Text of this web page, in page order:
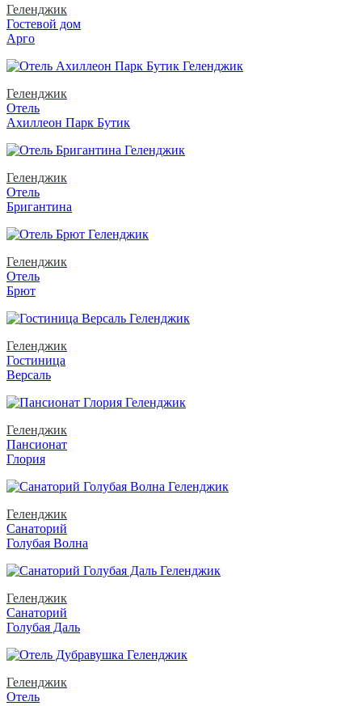
Геленджик
Гостевой дом
Арго
Геленджик
Отель
Ахиллеон Парк Бутик
Геленджик
Отель
Бригантина
Геленджик
Отель
Брют
Геленджик
Гостиница
Версаль
Геленджик
Пансионат
Глория
Геленджик
Санаторий
Голубая Волна
Геленджик
Санаторий
Голубая Даль
Геленджик
Отель